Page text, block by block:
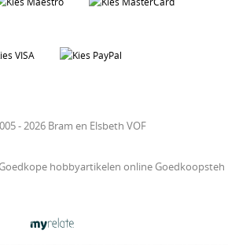
- 2026 Bram en Elsbeth VOF
hobbyartikelen online Goedkoopsteh